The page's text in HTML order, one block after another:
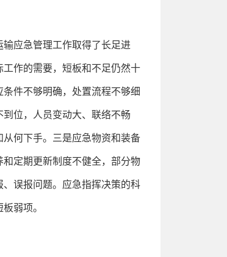
应急管理工作取得了长足进
作的需要，短板和不足仍然十
件不够明确，处置流程不够细
位，人员变动大、联络不畅
何下手。三是应急物资和装备
定期更新制度不健全，部分物
误报问题。应急指挥决策的科
弱项。